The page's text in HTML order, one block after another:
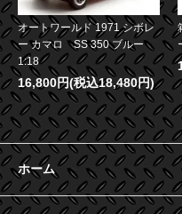
オートワールド 1971 シボレ
ー カマロ SS 350 ブルー
1:18
16,800円(税込18,480円)
ホーム